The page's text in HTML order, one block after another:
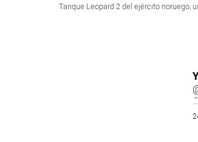
Tanque Leopard 2 del ejército noruego,